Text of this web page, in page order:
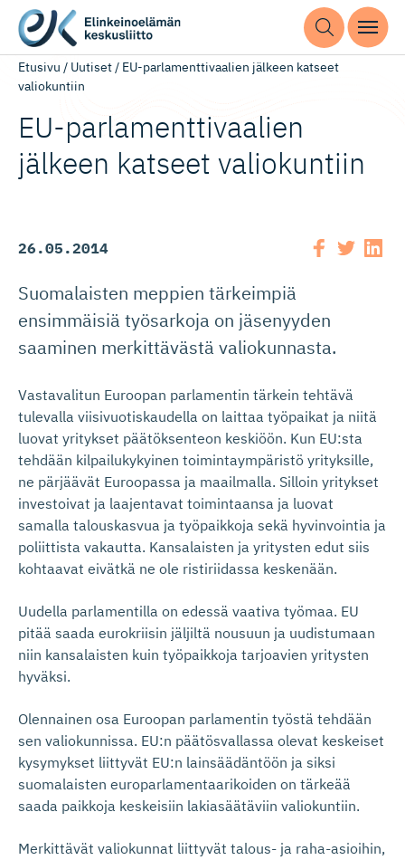
Etusivu / Uutiset/ EU-parlamenttivaalien jälkeen katseet
valiokuntiin
EU-parlament­ti­vaalien
jälkeen katseet valiokuntiin
26.05.2014
Suomalaisten meppien tärkeimpiä
ensimmäisiä työsarkoja on jäsenyyden
saaminen merkittävästä valiokunnasta.
Vastavalitun Euroopan parlamentin tärkein tehtävä
tulevalla viisivuotiskaudella on laittaa työpaikat ja niitä
luovat yritykset päätöksenteon keskiöön. Kun EU:sta
tehdään kilpailukykyinen toimintaympäristö yrityksille,
ne pärjäävät Euroopassa ja maailmalla. Silloin yritykset
investoivat ja laajentavat toimintaansa ja luovat
samalla talouskasvua ja työpaikkoja sekä hyvinvointia ja
poliittista vakautta. Kansalaisten ja yritysten edut siis
kohtaavat eivätkä ne ole ristiriidassa keskenään.
Uudella parlamentilla on edessä vaativa työmaa. EU
pitää saada eurokriisin jäljiltä nousuun ja uudistumaan
niin kansalaisten kuin työpaikkoja tarjoavien yritysten
hyväksi.
Olennainen osa Euroopan parlamentin työstä tehdään
sen valiokunnissa. EU:n päätösvallassa olevat keskeiset
kysymykset liittyvät EU:n lainsäädäntöön ja siksi
suomalaisten europarlamentaarikoiden on tärkeää
saada paikkoja keskeisiin lakiasäätäviin valiokuntiin.
Merkittävät valiokunnat liittyvät talous- ja raha-asioihin,